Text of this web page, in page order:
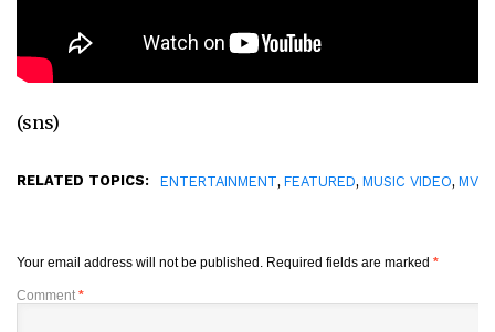
(sns)
RELATED TOPICS: ENTERTAINMENT, FEATURED, MUSIC VIDEO, MV
Your email address will not be published. Required fields are marked *
Comment *